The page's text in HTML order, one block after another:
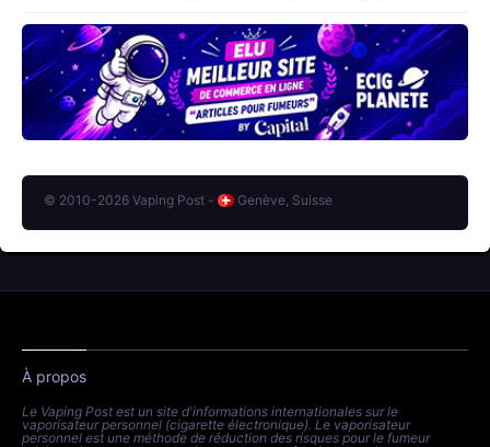
© 2010-2026 Vaping Post - Genève, Suisse
À propos
Le Vaping Post est un site d'informations internationales sur le
vaporisateur personnel (cigarette électronique). Le vaporisateur
personnel est une méthode de réduction des risques pour le fumeur